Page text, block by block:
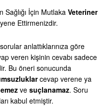
Sağlığı İçin Mutlaka Veteriner
Ettirmenizdir.
anlattıklarınıza göre
veren kişinin cevabı sadece
Bu öneri sonucunda
cevap verene ya
ve suçlanamaz. Soru
kabul etmiştir.